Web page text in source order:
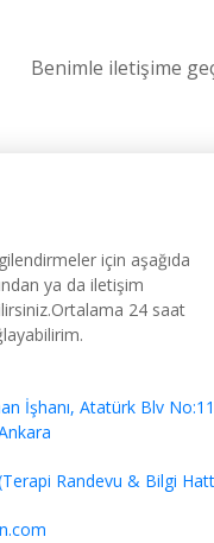
Benimle iletişime
için aşağıda
ya da iletişim
24 saat
İşhanı, Atatürk Blv
Randevu & Bilgi